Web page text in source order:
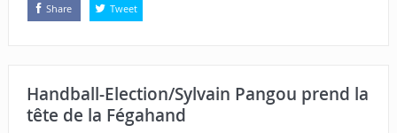
Share Tweet
Handball-Election/Sylvain Pangou prend la
tête de la Fégahand